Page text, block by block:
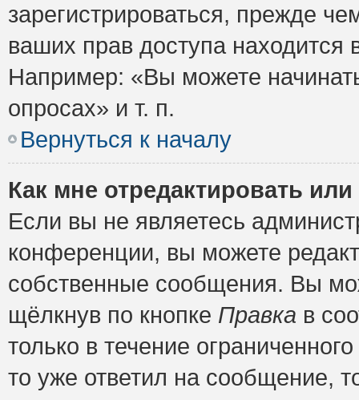
зарегистрироваться, прежде
ваших прав доступа
Например: «Вы можете
опросах» и т. п.
Вернуться к началу
Как мне отредактировать
Если вы не являетесь
конференции, вы можете
собственные сообщения. Вы
щёлкнув по кнопке Правка в
только в течение
то уже ответил на сообщение,